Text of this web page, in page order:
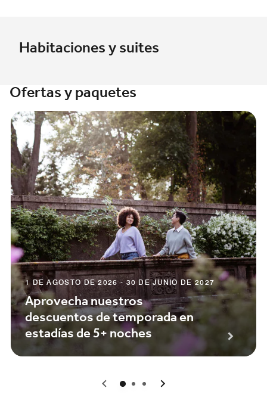
Habitaciones y suites
Ofertas y paquetes
1 DE AGOSTO DE 2026 - 30 DE JUNIO DE 2027
Aprovecha nuestros
descuentos de temporada en
estadías de 5+ noches
0 1 2